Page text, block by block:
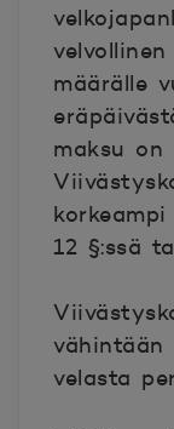
määrälle
maksu on
12 §:ssä
velasta